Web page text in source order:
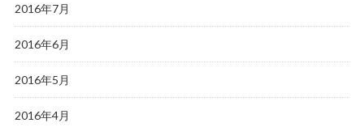
2016年7月
2016年6月
2016年5月
2016年4月